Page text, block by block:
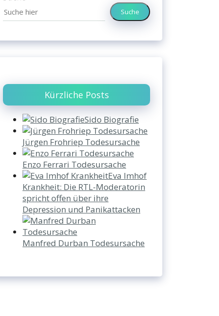
Suche
Kürzliche Posts
Sido Biografie
Jürgen Frohriep Todesursache
Enzo Ferrari Todesursache
Eva Imhof
Krankheit: Die RTL-Moderatorin
spricht offen über ihre
Depression und Panikattacken
Manfred Durban Todesursache